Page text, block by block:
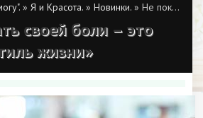
» Я и Красота. » Новинки. » Не показывать своей боли – это ошибка! - «Стиль жизни»
своей боли – это
жизни»